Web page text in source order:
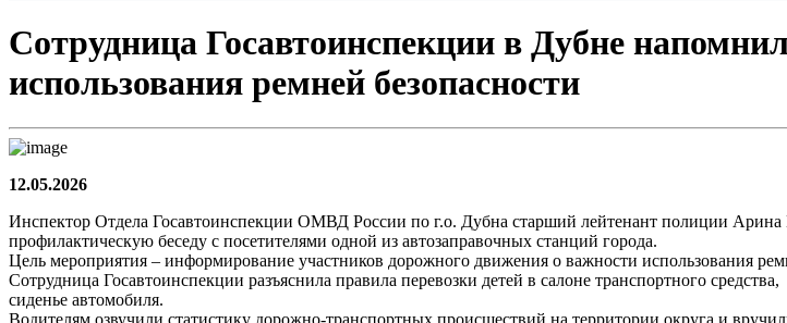
Сотрудница Госавтоинспекции в Дубне
использования ремней безопасности
12.05.2026
Инспектор Отдела Госавтоинспекции ОМВД России по г.о. Дубна старший лейтенант полиции Арина
профилактическую беседу с посетителями одной из автозаправочных станций города.
Цель мероприятия – информирование участников дорожного движения о важности использования
Сотрудница Госавтоинспекции разъяснила правила перевозки детей в салоне транспортного
сиденье автомобиля.
Водителям озвучили статистику дорожно-транспортных происшествий на территории округа и